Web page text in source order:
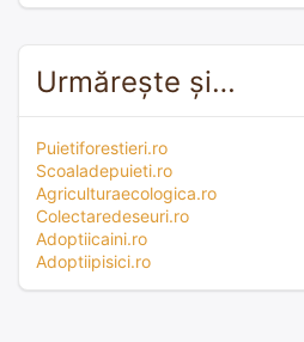
Urmărește și…
Puietiforestieri.ro
Scoaladepuieti.ro
Agriculturaecologica.ro
Colectaredeseuri.ro
Adoptiicaini.ro
Adoptiipisici.ro